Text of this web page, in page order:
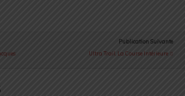
Publication Suivante
Ultra Trail, La Course Intérieure